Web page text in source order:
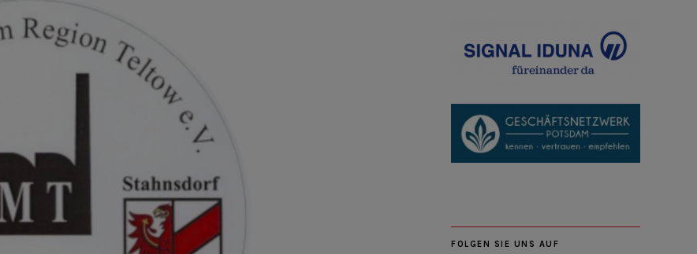
FOLGEN SIE UNS AUF